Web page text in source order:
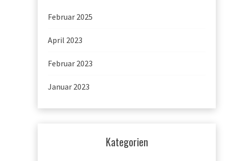
Februar 2025
April 2023
Februar 2023
Januar 2023
Kategorien